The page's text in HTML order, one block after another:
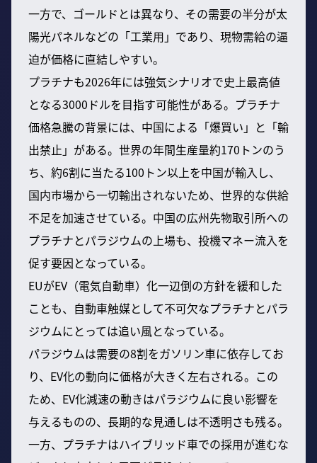
一方で、ゴールドとは異なり、その需要の半分が太
陽光パネルなどの「工業用」であり、現物需給の逼
迫が価格に直結しやすい。
プラチナも2026年には強気シナリオで史上最高値
となる3000ドルを目指す可能性がある。プラチナ
価格急騰の背景には、中国による「爆買い」と「輸
出禁止」がある。世界の年間生産量約170トンのう
ち、約6割に当たる100トン以上を中国が輸入し、
国内市場から一切輸出されないため、世界的な供給
不足を加速させている。中国の広州先物取引所への
プラチナとパラジウムの上場も、投機マネー流入を
促す要因となっている。
EUがEV（電気自動車）化一辺倒の方針を緩和した
ことも、自動車触媒として不可欠なプラチナとパラ
ジウムにとっては追い風となっている。
パラジウムは需要の8割をガソリン車に依存してお
り、EV化の動向に価格が大きく左右される。この
ため、EV化減速の動きはパラジウムに良い影響を
与えるものの、長期的な見通しは不透明さも残る。
一方、プラチナはハイブリッド車での採用が進むな